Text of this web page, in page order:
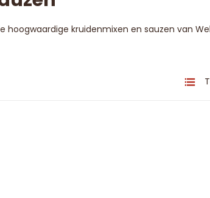
kruidenmixen en sauzen van